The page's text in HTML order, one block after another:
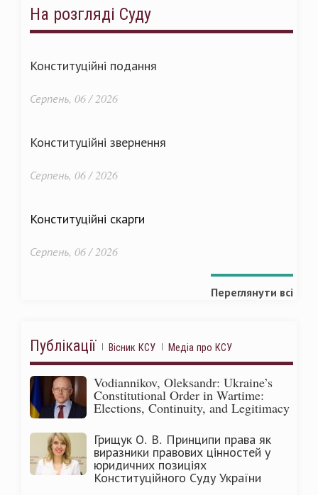
На розгляді Суду
Конституційні подання
Серпень, 06 / 2026
Конституційні звернення
Серпень, 06 / 2026
Конституційні скарги
Серпень, 06 / 2026
Переглянути всі
Публікації Вісник КСУ Медіа про КСУ
Vodiannikov, Oleksandr: Ukraine’s
Constitutional Order in Wartime:
Elections, Continuity, and Legitimacy
Грищук О. В. Принципи права як
виразники правових цінностей у
юридичних позиціях
Конституційного Суду України